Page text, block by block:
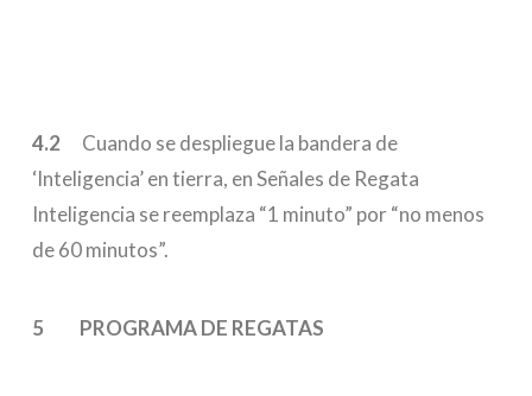
4.2 Cuando se despliegue la bandera de
‘Inteligencia’ en tierra, en Señales de Regata
Inteligencia se reemplaza “1 minuto” por “no menos
de 60 minutos”.
5 PROGRAMA DE REGATAS